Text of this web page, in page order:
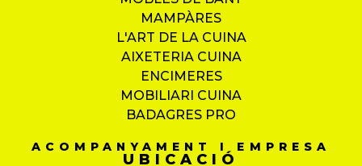
MAMPÀRES
L'ART DE LA CUINA
AIXETERIA CUINA
ENCIMERES
MOBILIARI CUINA
BADAGRES PRO
ACOMPANYAMENT I EMPRESA
UBICACIÓ